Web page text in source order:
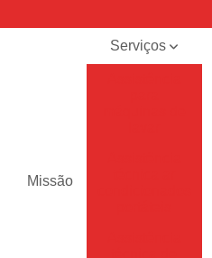
Missão
Serviços